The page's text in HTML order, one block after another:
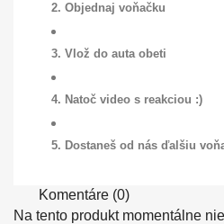
2. Objednaj voňačku
3. Vlož do auta obeti
4. Natoč video s reakciou :)
5. Dostaneš od nás ďalšiu
Komentáre (0)
Na tento produkt momentálne